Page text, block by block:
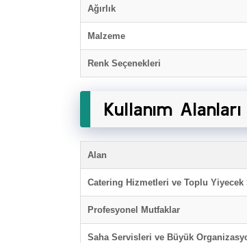
Ağırlık
Malzeme
Renk Seçenekleri
Kullanım Alanları
Alan
Catering Hizmetleri ve Toplu Yiyecek
Profesyonel Mutfaklar
Saha Servisleri ve Büyük